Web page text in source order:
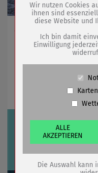
Kindertag "to go"
Name
PHP
Anbieter
Anbieter
Zweck
Cookie Name
dywc
Cookie Laufzeit
1 Jahr
Wir nutzen Cookies
ihnen sind
diese Website und
Ich bin damit
Einwilligung
ALLE
AKZEPTIEREN
Die Auswahl kann